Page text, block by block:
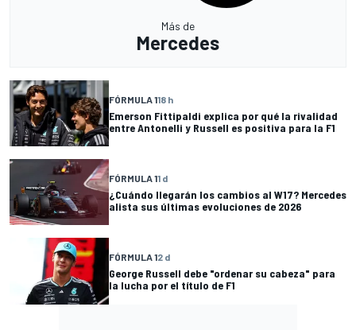
Más de
Mercedes
FÓRMULA 118 h
Emerson Fittipaldi explica por qué la rivalidad
entre Antonelli y Russell es positiva para la F1
FÓRMULA 11 d
¿Cuándo llegarán los cambios al W17? Mercedes
alista sus últimas evoluciones de 2026
FÓRMULA 12 d
George Russell debe "ordenar su cabeza" para
la lucha por el título de F1